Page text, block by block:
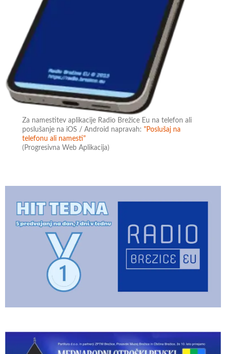
Za namestitev aplikacije Radio Brežice Eu na telefon ali
poslušanje na iOS / Android napravah:"Poslušaj na
telefonu ali namesti"
(Progresivna Web Aplikacija)